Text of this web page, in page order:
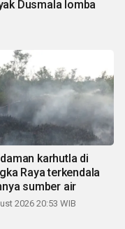
Dusmala lomba
karhutla di
Raya terkendala
sumber air
2026 20:53 WIB